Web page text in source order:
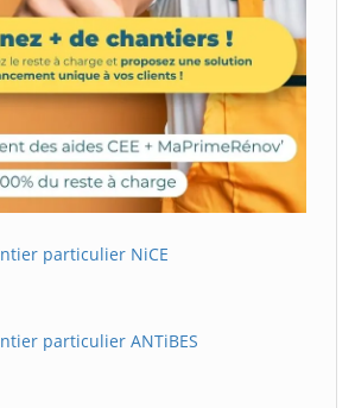
particulier NiCE
particulier ANTiBES